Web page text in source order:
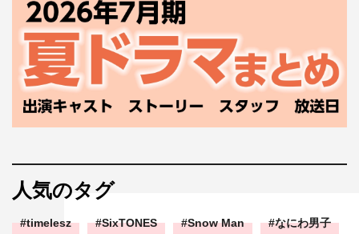
人気のタグ
timelesz SixTONES Snow Man なにわ男子